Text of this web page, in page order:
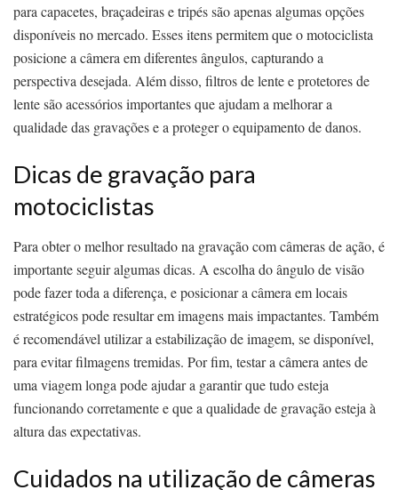
para capacetes, braçadeiras e tripés são apenas algumas opções
disponíveis no mercado. Esses itens permitem que o motociclista
posicione a câmera em diferentes ângulos, capturando a
perspectiva desejada. Além disso, filtros de lente e protetores de
lente são acessórios importantes que ajudam a melhorar a
qualidade das gravações e a proteger o equipamento de danos.
Dicas de gravação para
motociclistas
Para obter o melhor resultado na gravação com câmeras de ação, é
importante seguir algumas dicas. A escolha do ângulo de visão
pode fazer toda a diferença, e posicionar a câmera em locais
estratégicos pode resultar em imagens mais impactantes. Também
é recomendável utilizar a estabilização de imagem, se disponível,
para evitar filmagens tremidas. Por fim, testar a câmera antes de
uma viagem longa pode ajudar a garantir que tudo esteja
funcionando corretamente e que a qualidade de gravação esteja à
altura das expectativas.
Cuidados na utilização de câmeras